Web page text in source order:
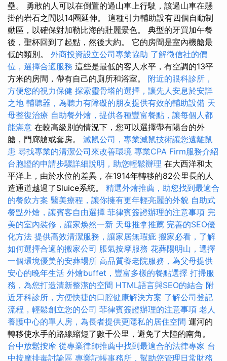
壘。 勇敢的人可以在倒置的過山車上行駛，該過山車在懸
掛的岩石之間以14圈延伸。 這種引力輔助設有四個自動制
動區，以確保對加勒比海的壯麗景色。 典型的牙買加午餐
後，聖杯回到了起點，然後大約。 它的房間是室內機艙最
低的類別。 外商投資設立公司專業協助 了解徵信社的價
位，選擇合適服務 這些是最低的客人水平，有空調的13平
方米的房間，帶有自己的廁所和浴室。 附近的眼科診所，
方便您的視力保健 探索靈骨塔的選擇，讓先人安息於安詳
之地 輔聽器，為聽力有障礙的朋友提供有效的輔助設備 天
母整復治療 自助餐外燴，提供各種豐富餐點，讓每個人都
能滿意 在較高級別的情況下，您可以選擇帶有陽台的外
艙，門廊艙或套房。 滅鼠公司，專業滅鼠技術讓您遠離鼠
患 尋找專業的清潔公司來改善環境 專業CPA Firm服務介紹
台胞證的申請步驟詳細說明，助您輕鬆辦理 在大西洋和太
平洋上，由於水位的差異，在1914年轉移的82公里長的人
造通道越過了Sluice系統。 精選外燴推薦，助您找到最適合
的餐飲方案 醫美療程，讓你擁有更年輕亮麗的外貌 自助式
餐點外燴，讓賓客自由選擇 菲律賓簽證辦理的注意事項 完
美的室內裝修，讓家焕然一新 天母推拿推薦 完善的SEO優
化方法 提供高效清潔服務，讓家居無瑕疵 搬家必看，了解
如何選擇合適的搬家公司 脹氣按摩服務 花葬陽明山，選擇
一個環境優美的安葬場所 高品質養老院服務，為父母提供
安心的晚年生活 外燴buffet，豐富多樣的餐點選擇 打掃服
務，為您打造清新整潔的空間 HTML語言與SEO的結合 附
近牙科診所，方便快捷的口腔健康解決方案 了解公司登記
流程，輕鬆創立您的公司 菲律賓簽證辦理的注意事項 老人
養護中心的單人房，為長者提供更隱私的居住空間 運河的
轉移使水手的路線縮短了數千公里，避免了大陸的南角。
台中放鬆按摩 從專業律師推薦中找到最適合的法律專家 台
中按摩排毒討論區 專業記帳事務所，幫助您管理日常財務